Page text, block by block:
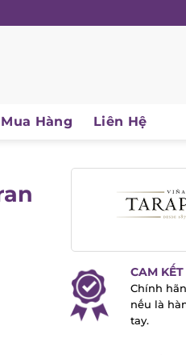
Mua Hàng Liên Hệ
CAM KẾT
Chính
nếu là
tay.